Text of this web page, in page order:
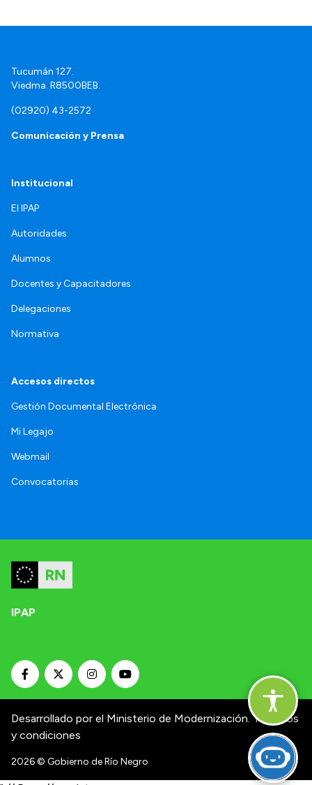
Tucumán 127.
Viedma. R8500BEB.
(02920) 43-2572
Comunicación y Prensa
Institucional
El IPAP
Autoridades
Alumnos
Docentes y Capacitadores
Delegaciones
Normativa
Accesos directos
Gestión Documental Electrónica
Mi Legajo
Webmail
Convocatorias
IPAP
Desarrollado por el Ministerio de Modernización. Términos
y condiciones
2026© Gobierno de Río Negro